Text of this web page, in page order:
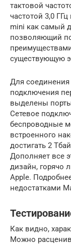
тактовой
частотой 3,0
mini как самый
позволяющий
существующую
Для
подключения
выделены
Сетевое
беспроводные
встроенного
достигать 2
Дополняет все
дизайн, горячо
Apple.
недостатками
​Как видно,
Можно